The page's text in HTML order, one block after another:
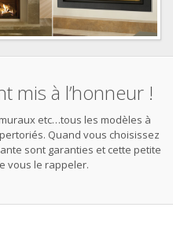
mis à l’honneur !
etc…tous les modèles à
Quand vous choisissez
sont garanties et cette petite
vous le rappeler.